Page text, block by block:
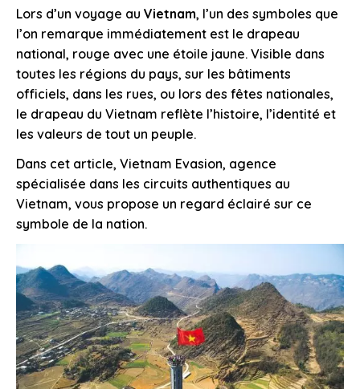
Lors d’un voyage au Vietnam, l’un des symboles que
l’on remarque immédiatement est le drapeau
national, rouge avec une étoile jaune. Visible dans
toutes les régions du pays, sur les bâtiments
officiels, dans les rues, ou lors des fêtes nationales,
le drapeau du Vietnam reflète l’histoire, l’identité et
les valeurs de tout un peuple.
Dans cet article, Vietnam Evasion, agence
spécialisée dans les circuits authentiques au
Vietnam, vous propose un regard éclairé sur ce
symbole de la nation.